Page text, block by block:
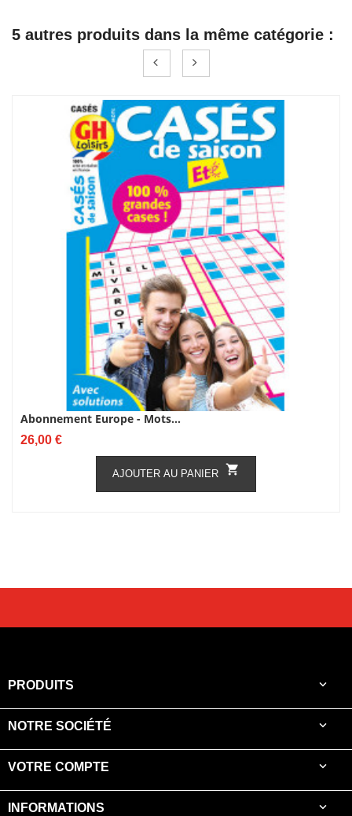
5 autres produits dans la même catégorie :
Abonnement Europe - Mots...
Prix
26,00 €
AJOUTER AU PANIER 
PRODUITS 
NOTRE SOCIÉTÉ 
VOTRE COMPTE 
INFORMATIONS 